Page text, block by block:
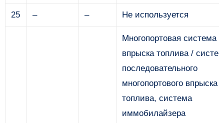
25 – – Не используется
Многопортовая система
впрыска топлива /
последовательного
многопортового впрыска
топлива, система
иммобилайзера